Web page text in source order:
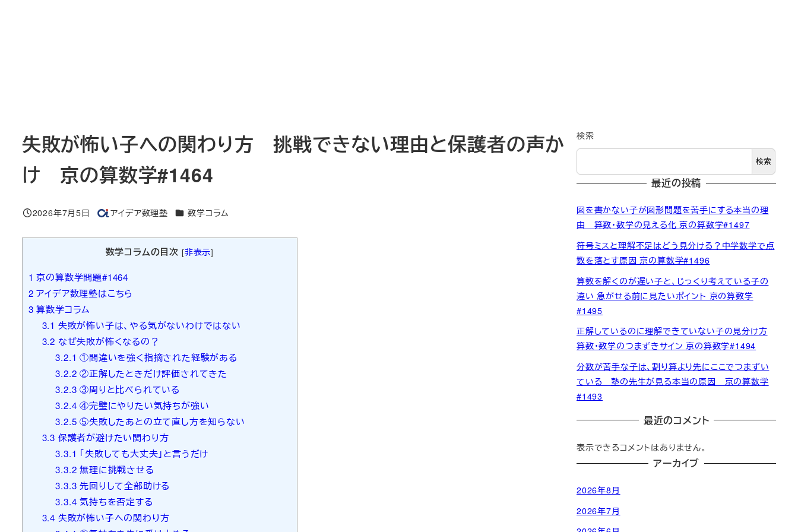
失敗が怖い子への関わり方 挑戦できない理由と保護者の声か
け 京の算数学#1464
投稿日
2026年7月5日
著
アイデア数理塾 カテゴリー
数学コラム
数学コラムの目次 [非表示]
1 京の算数学問題#1464
2 アイデア数理塾はこちら
3 算数学コラム
3.1 失敗が怖い子は、やる気がないわけではない
3.2 なぜ失敗が怖くなるの？
3.2.1 ①間違いを強く指摘された経験がある
3.2.2 ②正解したときだけ評価されてきた
3.2.3 ③周りと比べられている
3.2.4 ④完璧にやりたい気持ちが強い
3.2.5 ⑤失敗したあとの立て直し方を知らない
3.3 保護者が避けたい関わり方
3.3.1 「失敗しても大丈夫」と言うだけ
3.3.2 無理に挑戦させる
3.3.3 先回りして全部助ける
3.3.4 気持ちを否定する
3.4 失敗が怖い子への関わり方
検索
検索
最近の投稿
図を書かない子が図形問題を苦手にする本当の理
由 算数・数学の見える化 京の算数学#1497
符号ミスと理解不足はどう見分ける？中学数学で点
数を落とす原因 京の算数学#1496
算数を解くのが遅い子と、じっくり考えている子の
違い 急がせる前に見たいポイント 京の算数学
#1495
正解しているのに理解できていない子の見分け方
算数・数学のつまずきサイン 京の算数学#1494
分数が苦手な子は、割り算より先にここでつまずい
ている 塾の先生が見る本当の原因 京の算数学
#1493
最近のコメント
表示できるコメントはありません。
アーカイブ
2026年8月
2026年7月